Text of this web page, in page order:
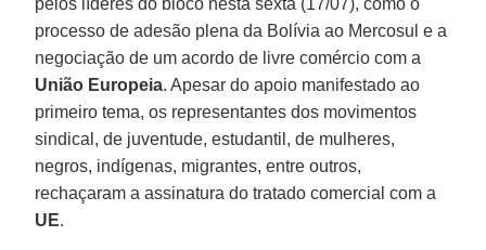
processo de adesão plena da Bolívia ao Mercosul e a
negociação de um acordo de livre comércio com a
União Europeia. Apesar do apoio manifestado ao
primeiro tema, os representantes dos movimentos
sindical, de juventude, estudantil, de mulheres,
negros, indígenas, migrantes, entre outros,
rechaçaram a assinatura do tratado comercial com a
UE.